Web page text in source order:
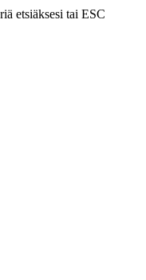
etsiäksesi tai ESC